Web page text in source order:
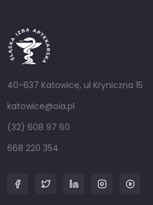
40-637 Katowice, ul Kryniczna 15
katowice@oia.pl
(32) 608 97 60
668 220 354